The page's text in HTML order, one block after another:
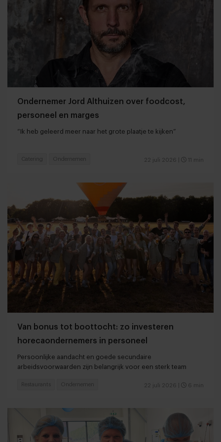
Ondernemer Jord Althuizen over foodcost,
personeel en marges
“Ik heb geleerd meer naar het grote plaatje te kijken”
22 juli 2026 11 min
Catering Ondernemen
Van bonus tot boottocht: zo investeren
horecaondernemers in personeel
Persoonlijke aandacht en goede secundaire
arbeidsvoorwaarden zijn belangrijk voor een sterk team
22 juli 2026 6 min
Restaurants Ondernemen